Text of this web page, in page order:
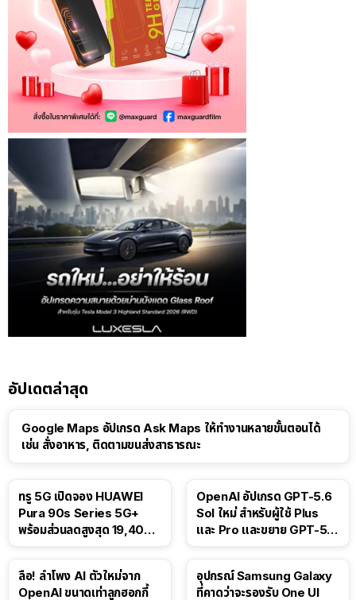
อัปเดตล่าสุด
Google Maps อัปเกรด Ask Maps ให้ทำงานหลายขั้นตอนได้
เช่น สั่งอาหาร, ติดตามขนส่งสาธารณะ
ทรู 5G เปิดจอง HUAWEI
Pura 90s Series 5G+
พร้อมส่วนลดสูงสุด 19,400
OpenAI อัปเกรด GPT-5.6
Sol ใหม่ สำหรับผู้ใช้ Plus
และ Pro และขยาย GPT-5.6
ลือ! ลำโพง AI ตัวใหม่จาก
OpenAI ขนาดเท่าลูกฮอกกี้
อุปกรณ์ Samsung Galaxy
ที่คาดว่าจะรองรับ One UI